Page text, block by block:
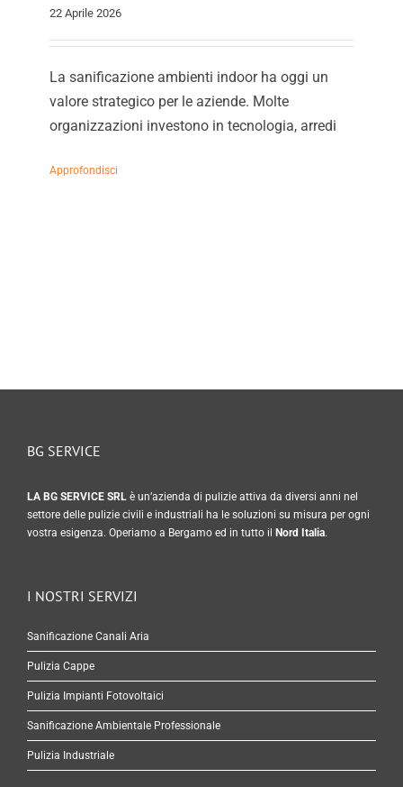
22 Aprile 2026
La sanificazione ambienti indoor ha oggi un
valore strategico per le aziende. Molte
organizzazioni investono in tecnologia, arredi
BG SERVICE
LA BG SERVICE SRL è un’azienda di pulizie attiva da diversi anni nel
settore delle pulizie civili e industriali ha le soluzioni su misura per ogni
vostra esigenza. Operiamo a Bergamo ed in tutto il Nord Italia.
I NOSTRI SERVIZI
Sanificazione Canali Aria
Pulizia Cappe
Pulizia Impianti Fotovoltaici
Sanificazione Ambientale Professionale
Pulizia Industriale